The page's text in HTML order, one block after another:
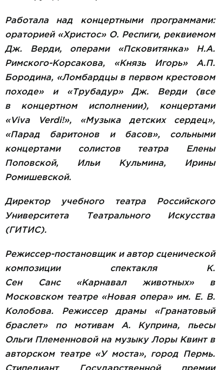
Работала над концертными программами:
ораторией «Христос» О. Респиги, реквие­мом
Дж. Верди, операми «Псковитянка» Н.А.
Римского-Корсакова, «Князь Игорь» А.П.
Бородина, «Ломбардцы в первом крестовом
походе» и «Трубадур» Дж. Верди (все
в концертном исполнении), концертами
«Viva Verdi!», «Музыка детских сердец»,
«Парад баритонов и басов», сольными
концертами солистов театра Елены
Поповской, Ильи Кульмина, Ирины
Ромишевской.
Директор учебного театра Российского
Университета Театрального Искусства
(ГИТИС).
Режиссер-постановщик и автор сценической
композиции спектакля К.
Сен Санс «Карнавал животных» в
Московском театре «Новая опера» им. Е. В.
Колобова.​​​​​​​​​​​​​​​​​​​​​​​​​​​​​​​​​​​​​​​​ Режиссер драмы «Гранатовый
браслет» по мотивам А. Куприна, пьесы
Ольги Племенновой на музыку Лоры Квинт в
авторском театре «У моста», город Пермь.